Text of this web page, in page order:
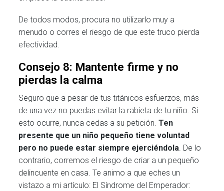
De todos modos, procura no utilizarlo muy a
menudo o corres el riesgo de que este truco pierda
efectividad.
Consejo 8: Mantente firme y no
pierdas la calma
Seguro que a pesar de tus titánicos esfuerzos, más
de una vez no puedas evitar la rabieta de tu niño. Si
esto ocurre, nunca cedas a su petición. Ten
presente que un niño pequeño tiene voluntad
pero no puede estar siempre ejerciéndola. De lo
contrario, corremos el riesgo de criar a un pequeño
delincuente en casa. Te animo a que eches un
vistazo a mi artículo: El Síndrome del Emperador: